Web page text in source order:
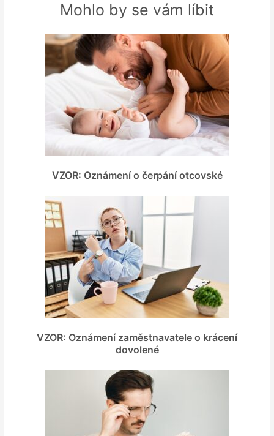
Mohlo by se vám líbit
VZOR: Oznámení o čerpání otcovské
VZOR: Oznámení zaměstnavatele o krácení
dovolené